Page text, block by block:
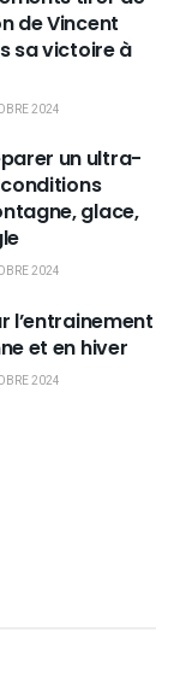
de Vincent
sa victoire à
2024
un ultra-
glace,
2024
l’entrainement
et en hiver
2024